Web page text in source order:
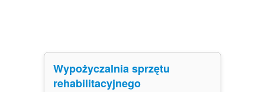
Wypożyczalnia sprzętu
rehabilitacyjnego